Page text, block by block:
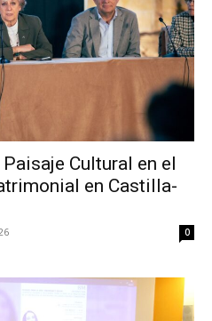
Cultural en el
en Castilla-
0